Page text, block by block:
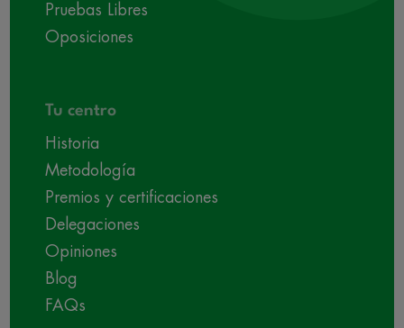
Pruebas Libres
Oposiciones
Tu centro
Historia
Metodología
Premios y certificaciones
Delegaciones
Opiniones
Blog
FAQs